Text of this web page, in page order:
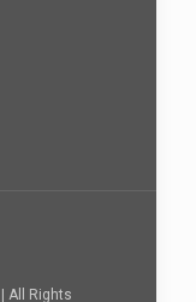
| All Rights